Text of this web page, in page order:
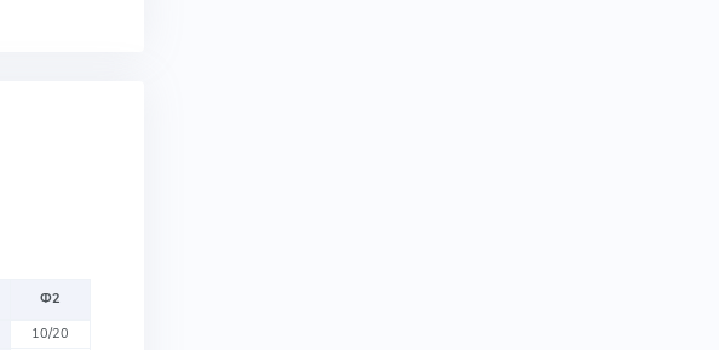
Ф2
10/20